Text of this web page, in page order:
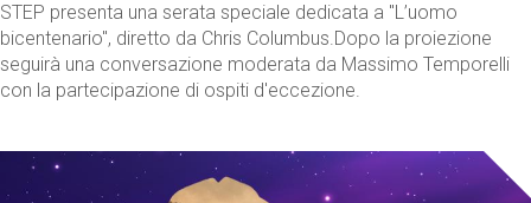
STEP presenta una serata speciale dedicata a "L’uomo
bicentenario", diretto da Chris Columbus.Dopo la proiezione
seguirà una conversazione moderata da Massimo Temporelli
con la partecipazione di ospiti d'eccezione.